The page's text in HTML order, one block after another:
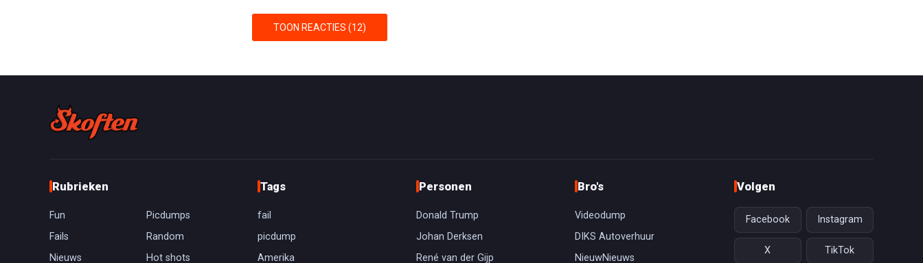
TOON REACTIES (12)
Rubrieken
Fun
Picdumps
Fails
Random
Nieuws
Hot shots
Tags
fail
picdump
Amerika
Personen
Donald Trump
Johan Derksen
René van der Gijp
Bro's
Videodump
DIKS Autoverhuur
NieuwNieuws
Volgen
Facebook Instagram
X TikTok